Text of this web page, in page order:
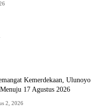
Kemerdekaan, Ulunoyo
17 Agustus 2026
2, 2026